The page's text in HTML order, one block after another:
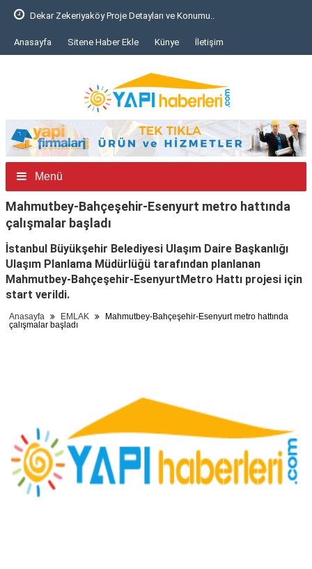
Dekar Zekeriyaköy Proje Detayları ve Konumu..
Anasayfa Sitene Haber Ekle Künye İletişim
Menü
Mahmutbey-Bahçeşehir-Esenyurt metro hattında
çalışmalar başladı
İstanbul Büyükşehir Belediyesi Ulaşım Daire Başkanlığı
Ulaşım Planlama Müdürlüğü tarafından planlanan
Mahmutbey-Bahçeşehir-EsenyurtMetro Hattı projesi için
start verildi.
Anasayfa EMLAK
Mahmutbey-Bahçeşehir-Esenyurt metro hattında
çalışmalar başladı